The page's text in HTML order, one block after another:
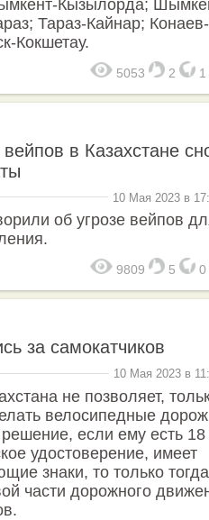
Кызылорда;
Тараз-Кайнар; Конаев-
Кокшетау.
5053 2 1
в Казахстане
10 Мая 2023 в
об угрозе вейпов
9809 5 0
за самокатчиков
10 Мая 2023 в
не позволяет,
велосипедные
если ему есть 18
удостоверение, имеет
знаки, то только
части дорожного